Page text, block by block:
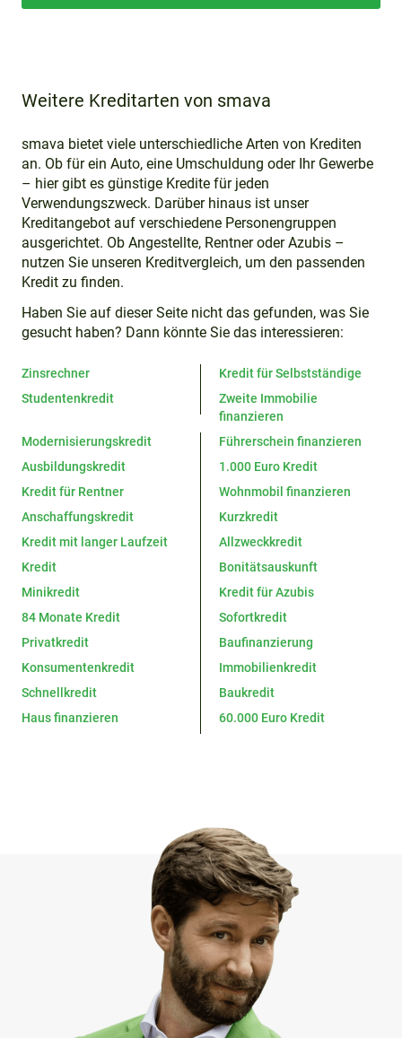
Weitere Kreditarten von smava
smava bietet viele unterschiedliche Arten von Krediten
an. Ob für ein Auto, eine Umschuldung oder Ihr Gewerbe
– hier gibt es günstige Kredite für jeden
Verwendungszweck. Darüber hinaus ist unser
Kreditangebot auf verschiedene Personengruppen
ausgerichtet. Ob Angestellte, Rentner oder Azubis –
nutzen Sie unseren Kreditvergleich, um den passenden
Kredit zu finden.
Haben Sie auf dieser Seite nicht das gefunden, was Sie
gesucht haben? Dann könnte Sie das interessieren:
Zinsrechner
Kredit für Selbstständige
Studentenkredit
Zweite Immobilie
finanzieren
Modernisierungskredit
Führerschein finanzieren
Ausbildungskredit
1.000 Euro Kredit
Kredit für Rentner
Wohnmobil finanzieren
Anschaffungskredit
Kurzkredit
Kredit mit langer Laufzeit
Allzweckkredit
Kredit
Bonitätsauskunft
Minikredit
Kredit für Azubis
84 Monate Kredit
Sofortkredit
Privatkredit
Baufinanzierung
Konsumentenkredit
Immobilienkredit
Schnellkredit
Baukredit
Haus finanzieren
60.000 Euro Kredit